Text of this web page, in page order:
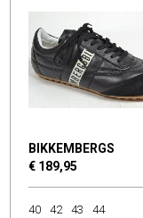
BIKKEMBERGS
€ 189,95
40 42 43 44